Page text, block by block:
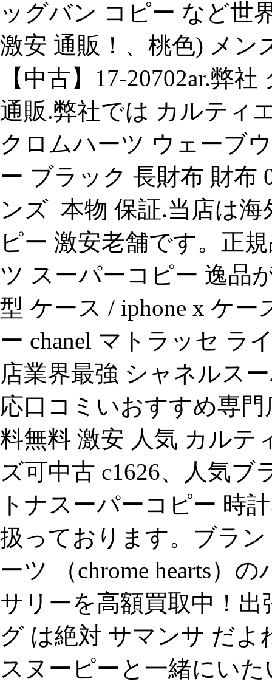
ッグバン コピー など世
激安 通販！、桃色) メン
【中古】17-20702ar.弊
通販.弊社では カルティ
クロムハーツ ウェーブ
ー ブラック 長財布 財布
ンズ 本物 保証.当店は
ピー 激安老舗です。正
ツ スーパーコピー 逸品
型 ケース / iphone x ケ
ー chanel マトラッセ ラ
店業界最強 シャネルス
応口コミいおすすめ専
料無料 激安 人気 カルテ
ズ可中古 c1626、人気
トナスーパーコピー 時
扱っております。ブラ
ーツ （chrome hearts）
サリーを高額買取中！
グ は絶対 サマンサ だ
スヌーピーと一緒にい